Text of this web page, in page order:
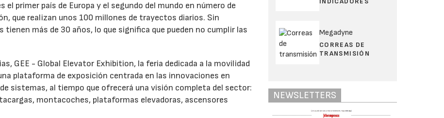
primer país de Europa y el segundo del mundo en número de
que realizan unos 100 millones de trayectos diarios. Sin
más de 30 años, lo que significa que pueden no cumplir las
GEE - Global Elevator Exhibition, la feria dedicada a la movilidad
plataforma de exposición centrada en las innovaciones en
sistemas, al tiempo que ofrecerá una visión completa del sector:
montacoches, plataformas elevadoras, ascensores
Megadyne
CORREAS DE
TRANSMISIÓN
NEWSLETTERS